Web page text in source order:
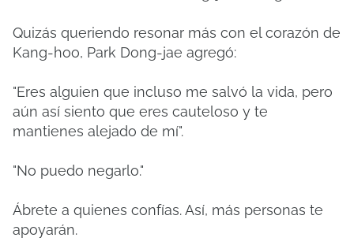
Quizás queriendo resonar más con el corazón de
Kang-hoo, Park Dong-jae agregó:
"Eres alguien que incluso me salvó la vida, pero
aún así siento que eres cauteloso y te
mantienes alejado de mí".
"No puedo negarlo."
Ábrete a quienes confías. Así, más personas te
apoyarán.